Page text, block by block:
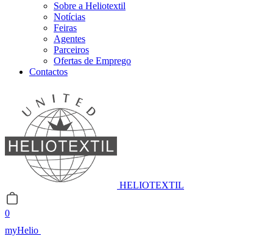
Sobre a Heliotextil
Notícias
Feiras
Agentes
Parceiros
Ofertas de Emprego
Contactos
HELIOTEXTIL
0
myHelio